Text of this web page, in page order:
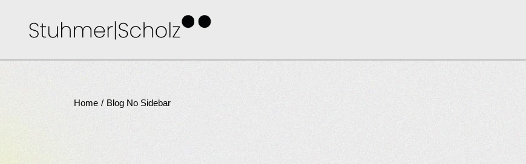
Home Blog No Sidebar